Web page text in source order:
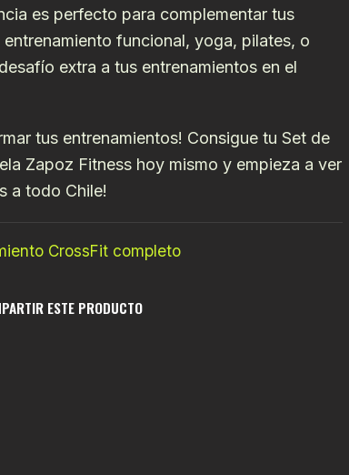
es perfecto para complementar tus
funcional, yoga, pilates, o
extra a tus entrenamientos en el
tus entrenamientos! Consigue tu Set de
Zapoz Fitness hoy mismo y empieza a ver
a todo Chile!
CrossFit completo
ESTE PRODUCTO